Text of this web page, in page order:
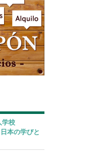
学校
本の学びと